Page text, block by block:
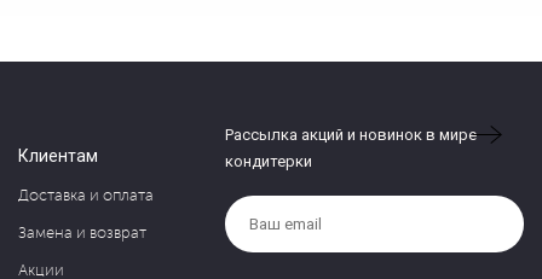
Клиентам
Доставка и оплата
Замена и возврат
Акции
Рассылка акций и новинок в мире
кондитерки